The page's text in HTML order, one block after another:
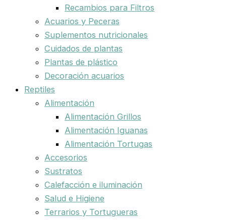
Recambios para Filtros
Acuarios y Peceras
Suplementos nutricionales
Cuidados de plantas
Plantas de plástico
Decoración acuarios
Reptiles
Alimentación
Alimentación Grillos
Alimentación Iguanas
Alimentación Tortugas
Accesorios
Sustratos
Calefacción e iluminación
Salud e Higiene
Terrarios y Tortugueras